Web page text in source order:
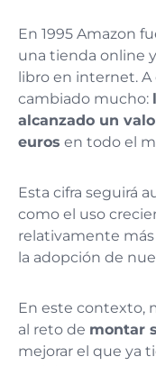
En 1995 Amazon
una tienda online
libro en internet. A
cambiado mucho:
alcanzado un
euros en todo el
Esta cifra seguirá
como el uso
relativamente
la adopción de
En este contexto,
al reto de montar
mejorar el que ya